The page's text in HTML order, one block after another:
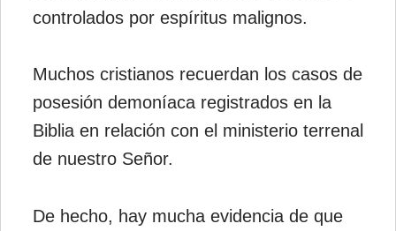
controlados por espíritus malignos.
Muchos cristianos recuerdan los casos de
posesión demoníaca registrados en la
Biblia en relación con el ministerio terrenal
de nuestro Señor.
De hecho, hay mucha evidencia de que